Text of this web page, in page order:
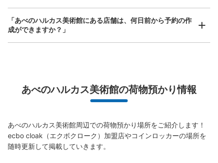
近鉄線阿部野橋駅駅から徒歩3分
本日の営業時間:06:00 〜23:00
近鉄ウイング館B1F、東西連絡通路にある。 改札口から少
「あべのハルカス美術館にある店舗は、何日前から予約の作
成ができますか？」
あべのハルカス美術館の荷物預かり情報
あべのハルカス美術館周辺での荷物預かり場所をご紹介します！
ecbo cloak（エクボクローク）加盟店やコインロッカーの場所を
随時更新して掲載していきます。